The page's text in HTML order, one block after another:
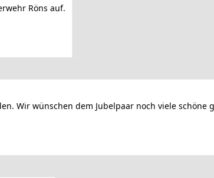
Röns auf.
Wir wünschen dem Jubelpaar noch viele schöne